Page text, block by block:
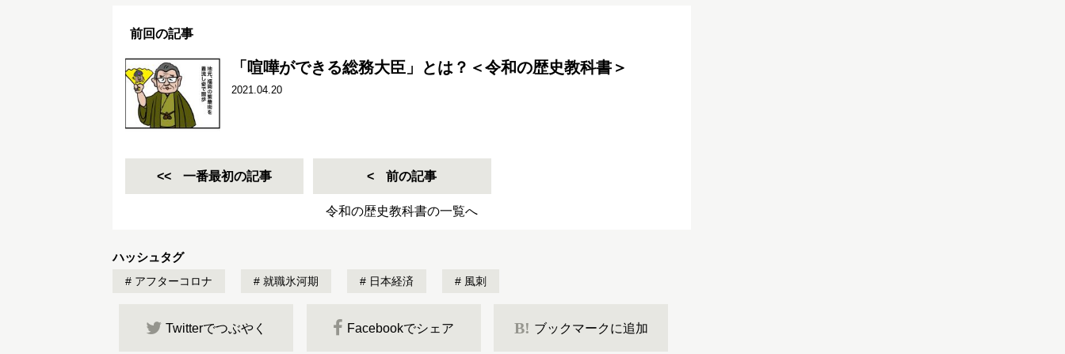
前回の記事
「喧嘩ができる総務大臣」とは？＜令和の歴史教科書＞
2021.04.20
一番最初の記事 前の記事
令和の歴史教科書の一覧へ
ハッシュタグ
アフターコロナ 就職氷河期 日本経済 風刺
Twitterでつぶやく Facebookでシェア B! ブックマークに追加